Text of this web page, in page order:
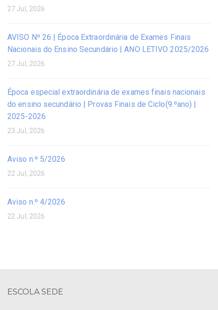
27 Jul, 2026
AVISO Nº 26 | Época Extraordinária de Exames Finais
Nacionais do Ensino Secundário | ANO LETIVO 2025/2026
27 Jul, 2026
Época especial extraordinária de exames finais nacionais
do ensino secundário | Provas Finais de Ciclo(9.ºano) |
2025-2026
23 Jul, 2026
Aviso n.º 5/2026
22 Jul, 2026
Aviso n.º 4/2026
22 Jul, 2026
ESCOLA SEDE